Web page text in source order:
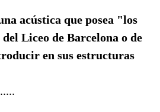
acústica que posea "los
Liceo de Barcelona o de
en sus estructuras